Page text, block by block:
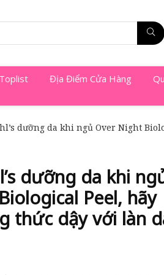
Toplist Địa Điểm Cửa Hàng
dưỡng da khi ngủ Over Night
dưỡng da khi
Peel, hãy
thức dậy với làn